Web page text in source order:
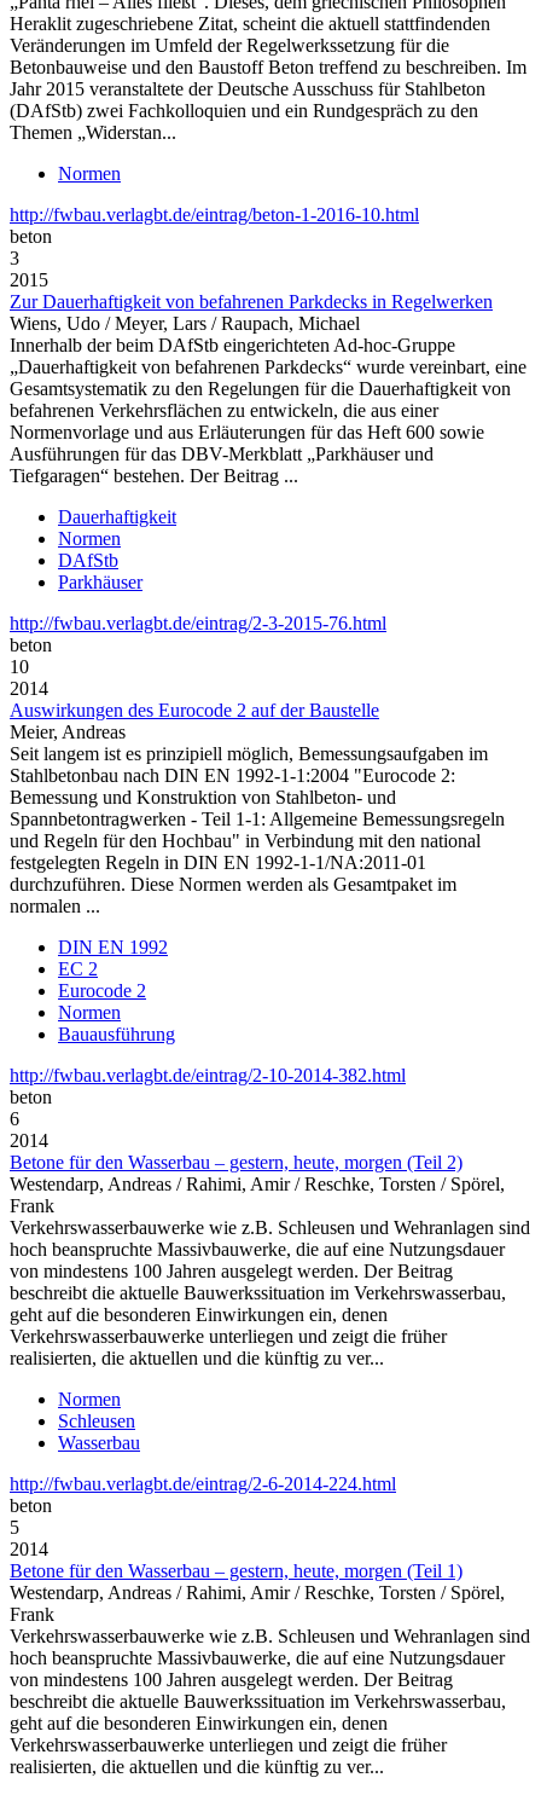
Heraklit zugeschriebene Zitat, scheint die aktuell stattfindenden
Veränderungen im Umfeld der Regelwerkssetzung für die
Betonbauweise und den Baustoff Beton treffend zu beschreiben. Im
Jahr 2015 veranstaltete der Deutsche Ausschuss für Stahlbeton
(DAfStb) zwei Fachkolloquien und ein Rundgespräch zu den
Themen „Widerstan...
Normen
http://fwbau.verlagbt.de/eintrag/beton-1-2016-10.html
beton
3
2015
Zur Dauerhaftigkeit von befahrenen Parkdecks in Regelwerken
Wiens, Udo / Meyer, Lars / Raupach, Michael
Innerhalb der beim DAfStb eingerichteten Ad-hoc-Gruppe
„Dauerhaftigkeit von befahrenen Parkdecks“ wurde vereinbart, eine
Gesamtsystematik zu den Regelungen für die Dauerhaftigkeit von
befahrenen Verkehrsflächen zu entwickeln, die aus einer
Normenvorlage und aus Erläuterungen für das Heft 600 sowie
Ausführungen für das DBV-Merkblatt „Parkhäuser und
Tiefgaragen“ bestehen. Der Beitrag ...
Dauerhaftigkeit
Normen
DAfStb
Parkhäuser
http://fwbau.verlagbt.de/eintrag/2-3-2015-76.html
beton
10
2014
Auswirkungen des Eurocode 2 auf der Baustelle
Meier, Andreas
Seit langem ist es prinzipiell möglich, Bemessungsaufgaben im
Stahlbetonbau nach DIN EN 1992-1-1:2004 "Eurocode 2:
Bemessung und Konstruktion von Stahlbeton- und
Spannbetontragwerken ‑ Teil 1-1: Allgemeine Bemessungsregeln
und Regeln für den Hochbau" in Verbindung mit den national
festgelegten Regeln in DIN EN 1992-1-1/NA:2011-01
durchzuführen. Diese Normen werden als Gesamtpaket im
normalen ...
DIN EN 1992
EC 2
Eurocode 2
Normen
Bauausführung
http://fwbau.verlagbt.de/eintrag/2-10-2014-382.html
beton
6
2014
Betone für den Wasserbau – gestern, heute, morgen (Teil 2)
Westendarp, Andreas / Rahimi, Amir / Reschke, Torsten / Spörel,
Frank
Verkehrswasserbauwerke wie z.B. Schleusen und Wehranlagen sind
hoch beanspruchte Massivbauwerke, die auf eine Nutzungsdauer
von mindestens 100 Jahren ausgelegt werden. Der Beitrag
beschreibt die aktuelle Bauwerkssituation im Verkehrswasserbau,
geht auf die besonderen Einwirkungen ein, denen
Verkehrswasserbauwerke unterliegen und zeigt die früher
realisierten, die aktuellen und die künftig zu ver...
Normen
Schleusen
Wasserbau
http://fwbau.verlagbt.de/eintrag/2-6-2014-224.html
beton
5
2014
Betone für den Wasserbau – gestern, heute, morgen (Teil 1)
Westendarp, Andreas / Rahimi, Amir / Reschke, Torsten / Spörel,
Frank
Verkehrswasserbauwerke wie z.B. Schleusen und Wehranlagen sind
hoch beanspruchte Massivbauwerke, die auf eine Nutzungsdauer
von mindestens 100 Jahren ausgelegt werden. Der Beitrag
beschreibt die aktuelle Bauwerkssituation im Verkehrswasserbau,
geht auf die besonderen Einwirkungen ein, denen
Verkehrswasserbauwerke unterliegen und zeigt die früher
realisierten, die aktuellen und die künftig zu ver...